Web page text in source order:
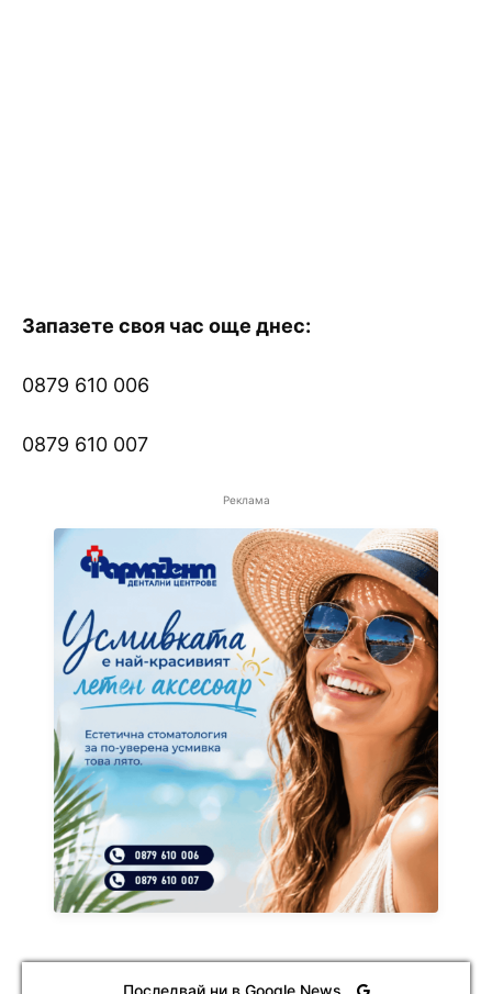
Запазете своя час още днес:
0879 610 006
0879 610 007
Реклама